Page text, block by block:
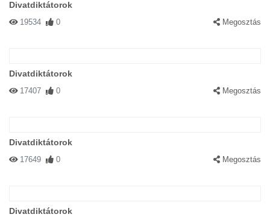
Divatdiktátorok
19534 0 Megosztás
Divatdiktátorok
17407 0 Megosztás
Divatdiktátorok
17649 0 Megosztás
Divatdiktátorok